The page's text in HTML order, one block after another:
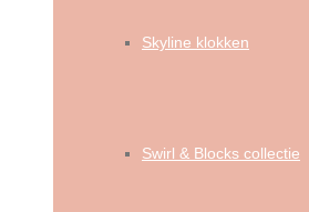
Skyline klokken
Swirl & Blocks collectie